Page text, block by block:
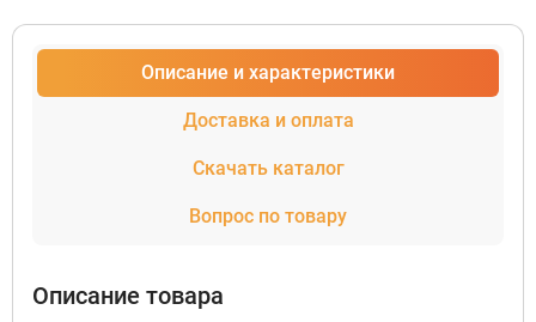
Описание и характеристики
Доставка и оплата
Скачать каталог
Вопрос по товару
Описание товара